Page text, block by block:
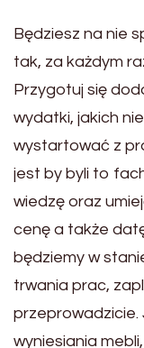
Będziesz na nie
tak, za każdym
Przygotuj się
wydatki, jakich
wystartować z
jest by byli to
wiedzę oraz
cenę a także
będziemy w
trwania prac,
przeprowadzicie.
wyniesiania